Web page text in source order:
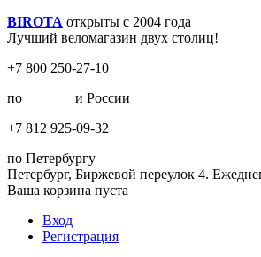
BIROTA открыты с 2004 года
Лучший веломагазин двух столиц!
+7 800 250-27-10
по
и России
+7 812 925-09-32
по Петербургу
Петербург, Биржевой переулок 4.
Ваша корзина пуста
Вход
Регистрация